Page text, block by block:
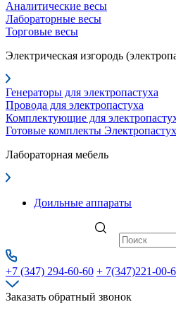
Аналитические весы
Лабораторные весы
Торговые весы
Электрическая изгородь
Генераторы для электропастуха
Провода для электропастуха
Комплектующие для
Готовые комплекты Электропастух
Лабораторная мебель
Доильные аппараты
+7 (347) 294-60-60 + 7(347)221-00-
Заказать обратный звонок